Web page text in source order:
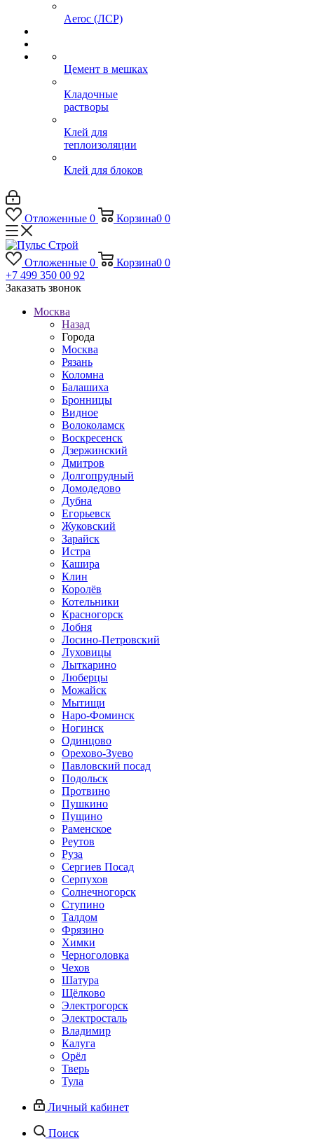
Aeroc (ЛСР)
Цемент в мешках
Кладочные
растворы
Клей для
теплоизоляции
Клей для блоков
Отложенные 0 Корзина0 0
Отложенные 0 Корзина0 0
+7 499 350 00 92
Заказать звонок
Москва
Назад
Города
Москва
Рязань
Коломна
Балашиха
Бронницы
Видное
Волоколамск
Воскресенск
Дзержинский
Дмитров
Долгопрудный
Домодедово
Дубна
Егорьевск
Жуковский
Зарайск
Истра
Кашира
Клин
Королёв
Котельники
Красногорск
Лобня
Лосино-Петровский
Луховицы
Лыткарино
Люберцы
Можайск
Мытищи
Наро-Фоминск
Ногинск
Одинцово
Орехово-Зуево
Павловский посад
Подольск
Протвино
Пушкино
Пущино
Раменское
Реутов
Руза
Сергиев Посад
Серпухов
Солнечногорск
Ступино
Талдом
Фрязино
Химки
Черноголовка
Чехов
Шатура
Щёлково
Электрогорск
Электросталь
Владимир
Калуга
Орёл
Тверь
Тула
Личный кабинет
Поиск